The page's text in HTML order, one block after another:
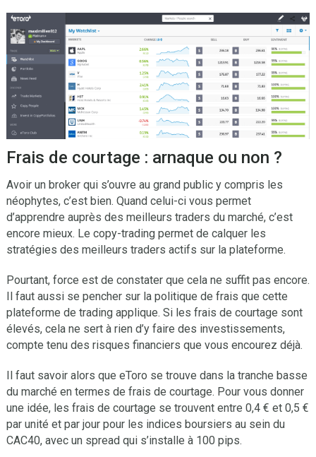
Frais de courtage : arnaque ou non ?
Avoir un broker qui s’ouvre au grand public y compris les
néophytes, c’est bien. Quand celui-ci vous permet
d’apprendre auprès des meilleurs traders du marché, c’est
encore mieux. Le copy-trading permet de calquer les
stratégies des meilleurs traders actifs sur la plateforme.
Pourtant, force est de constater que cela ne suffit pas encore.
Il faut aussi se pencher sur la politique de frais que cette
plateforme de trading applique. Si les frais de courtage sont
élevés, cela ne sert à rien d’y faire des investissements,
compte tenu des risques financiers que vous encourez déjà.
Il faut savoir alors que eToro se trouve dans la tranche basse
du marché en termes de frais de courtage. Pour vous donner
une idée, les frais de courtage se trouvent entre 0,4 € et 0,5 €
par unité et par jour pour les indices boursiers au sein du
CAC40, avec un spread qui s’installe à 100 pips.